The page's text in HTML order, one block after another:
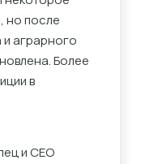
но после
аграрного
Более
в
и СЕО